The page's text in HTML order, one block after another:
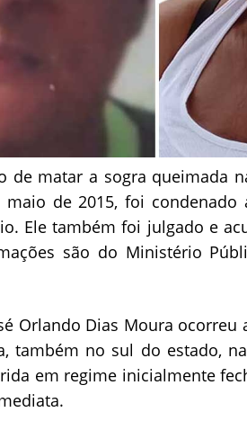
de matar a sogra queimada
de 2015, foi
Ele também foi julgado e
são do Ministério
Orlando Dias Moura
também no sul do estado,
em regime inicialmente